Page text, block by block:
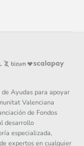
de Ayudas para apoyar
Valenciana
de Fondos
desarrollo
especializada,
expertos en cualquier